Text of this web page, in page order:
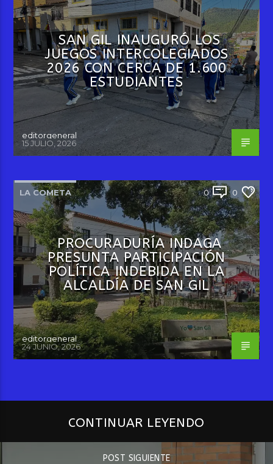
SAN GIL INAUGURÓ LOS
JUEGOS INTERCOLEGIADOS
2026 CON CERCA DE 1.600
ESTUDIANTES
editorgeneral
15 JULIO, 2026
LA COMETA 0 0
PROCURADURÍA INDAGA
PRESUNTA PARTICIPACIÓN
POLÍTICA INDEBIDA EN LA
ALCALDÍA DE SAN GIL
editorgeneral
24 JUNIO, 2026
CONTINUAR LEYENDO
POST SIGUIENTE